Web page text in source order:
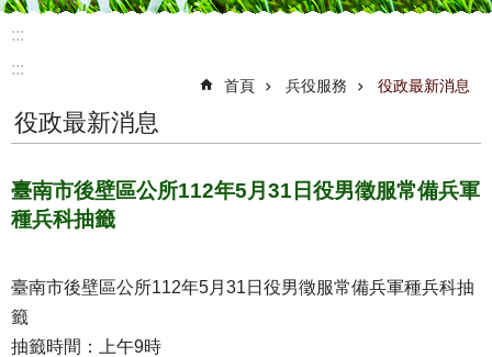
:::
:::
首頁 兵役服務 役政最新消息
役政最新消息
臺南市後壁區公所112年5月31日役男徵服常備兵軍
種兵科抽籤
臺南市後壁區公所112年5月31日役男徵服常備兵軍種兵科抽
籤
抽籤時間：上午9時